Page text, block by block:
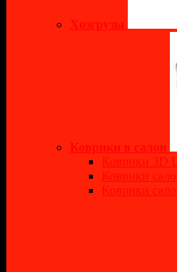
Хозгрузы
Коврики в салон
Коврики 3D
Коврики
Коврики